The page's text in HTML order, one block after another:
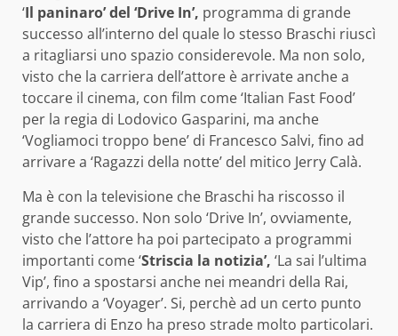
‘Il paninaro’ del ‘Drive In’, programma di grande
successo all’interno del quale lo stesso Braschi riuscì
a ritagliarsi uno spazio considerevole. Ma non solo,
visto che la carriera dell’attore è arrivate anche a
toccare il cinema, con film come ‘Italian Fast Food’
per la regia di Lodovico Gasparini, ma anche
‘Vogliamoci troppo bene’ di Francesco Salvi, fino ad
arrivare a ‘Ragazzi della notte’ del mitico Jerry Calà.
Ma è con la televisione che Braschi ha riscosso il
grande successo. Non solo ‘Drive In’, ovviamente,
visto che l’attore ha poi partecipato a programmi
importanti come ‘Striscia la notizia’, ‘La sai l’ultima
Vip’, fino a spostarsi anche nei meandri della Rai,
arrivando a ‘Voyager’. Si, perchè ad un certo punto
la carriera di Enzo ha preso strade molto particolari.